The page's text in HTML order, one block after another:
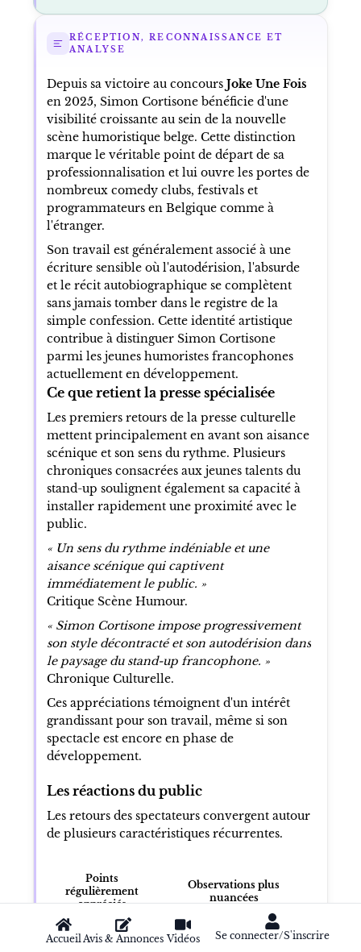
AccueilAvis & Annonces Vidéos Se connecter/S'inscrire
RÉCEPTION, RECONNAISSANCE ET
ANALYSE
Depuis sa victoire au concours Joke Une Fois
en 2025, Simon Cortisone bénéficie d'une
visibilité croissante au sein de la nouvelle
scène humoristique belge. Cette distinction
marque le véritable point de départ de sa
professionnalisation et lui ouvre les portes de
nombreux comedy clubs, festivals et
programmateurs en Belgique comme à
l'étranger.
Son travail est généralement associé à une
écriture sensible où l'autodérision, l'absurde
et le récit autobiographique se complètent
sans jamais tomber dans le registre de la
simple confession. Cette identité artistique
contribue à distinguer Simon Cortisone
parmi les jeunes humoristes francophones
actuellement en développement.
Ce que retient la presse spécialisée
Les premiers retours de la presse culturelle
mettent principalement en avant son aisance
scénique et son sens du rythme. Plusieurs
chroniques consacrées aux jeunes talents du
stand-up soulignent également sa capacité à
installer rapidement une proximité avec le
public.
« Un sens du rythme indéniable et une
aisance scénique qui captivent
immédiatement le public. »
Critique Scène Humour.
« Simon Cortisone impose progressivement
son style décontracté et son autodérision dans
le paysage du stand-up francophone. »
Chronique Culturelle.
Ces appréciations témoignent d'un intérêt
grandissant pour son travail, même si son
spectacle est encore en phase de
développement.
Les réactions du public
Les retours des spectateurs convergent autour
de plusieurs caractéristiques récurrentes.
Points
régulièrement
appréciés
Observations plus
nuancées
Improvisation